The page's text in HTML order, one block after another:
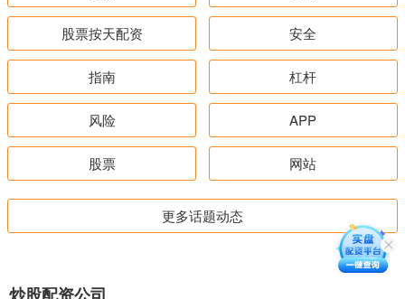
股票按天配资 安全
指南 杠杆
风险 APP
股票 网站
更多话题动态